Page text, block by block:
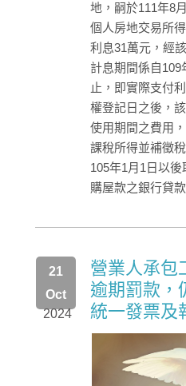
地，嗣於111年8
個人房地交易所
利息31萬元，經
計息期間係自109
止，即實際支付
權登記日之後，
使用期間之費用
課稅所得並補徵
105年1月1日以
購屋款之銀行貸
2024
21
Oct
營業人承包
逾期罰款，
統一發票及